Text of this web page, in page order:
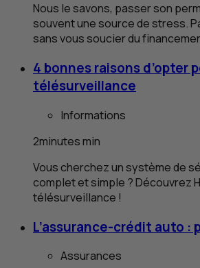
Nous le savons, passer son
souvent une source de stress.
sans vous soucier du
4 bonnes raisons d’opter
télésurveillance
Informations
2minutesmin
Vous cherchez un système de
complet et simple ? Découvrez
télésurveillance !
L’assurance-crédit auto :
Assurances